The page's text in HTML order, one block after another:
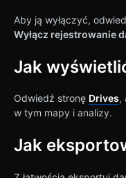
Aby ją wyłączyć,
Wyłącz rejestrowanie
Jak
Odwiedź stronę Drives,
w tym mapy i analizy.
Jak